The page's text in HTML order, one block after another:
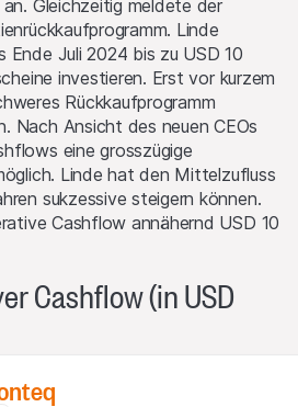
an. Gleichzeitig meldete der
Linde
Juli 2024 bis zu USD 10
investieren. Erst vor kurzem
Rückkaufprogramm
Nach Ansicht des neuen CEOs
eine grosszügige
Linde hat den Mittelzufluss
sukzessive steigern können.
Cashflow annähernd USD 10
Cashflow (in USD